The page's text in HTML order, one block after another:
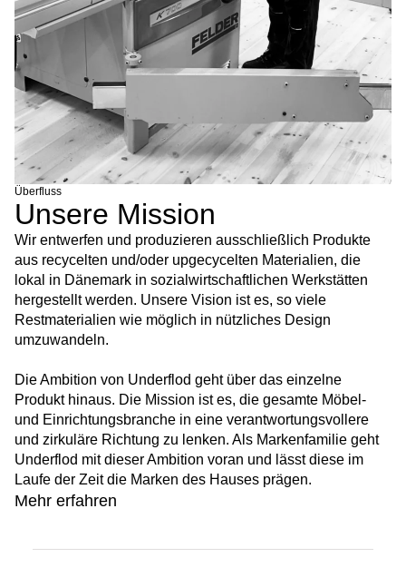
Überfluss
Unsere Mission
Wir entwerfen und produzieren ausschließlich Produkte
aus recycelten und/oder upgecycelten Materialien, die
lokal in Dänemark in sozialwirtschaftlichen Werkstätten
hergestellt werden. Unsere Vision ist es, so viele
Restmaterialien wie möglich in nützliches Design
umzuwandeln.
Die Ambition von Underflod geht über das einzelne
Produkt hinaus. Die Mission ist es, die gesamte Möbel-
und Einrichtungsbranche in eine verantwortungsvollere
und zirkuläre Richtung zu lenken. Als Markenfamilie geht
Underflod mit dieser Ambition voran und lässt diese im
Laufe der Zeit die Marken des Hauses prägen.
Mehr erfahren